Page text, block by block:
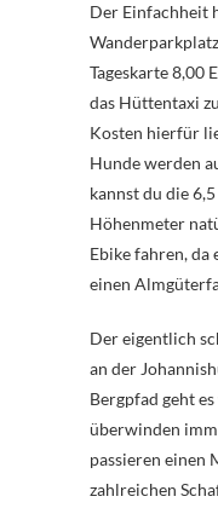
Der Einfachheit
Tageskarte 8,00
das Hüttentaxi
Kosten hierfür
Hunde werden
kannst du die
Höhenmeter
Ebike fahren, da
einen
Der eigentlich
an der
Bergpfad geht
überwinden
passieren einen
zahlreichen